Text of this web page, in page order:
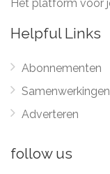
Het platform voor
Helpful Links
Abonnementen
Samenwerkingen
Adverteren
follow us